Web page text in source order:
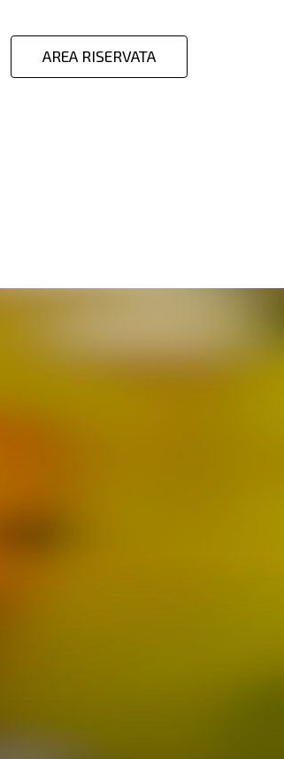
AREA RISERVATA